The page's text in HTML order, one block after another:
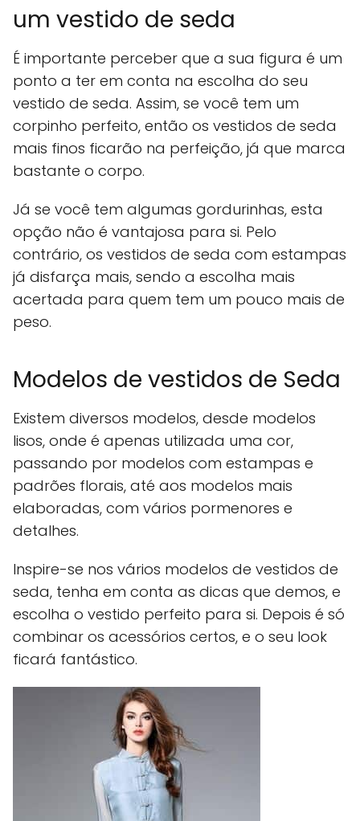
um vestido de seda
É importante perceber que a sua figura é um
ponto a ter em conta na escolha do seu
vestido de seda. Assim, se você tem um
corpinho perfeito, então os vestidos de seda
mais finos ficarão na perfeição, já que marca
bastante o corpo.
Já se você tem algumas gordurinhas, esta
opção não é vantajosa para si. Pelo
contrário, os vestidos de seda com estampas
já disfarça mais, sendo a escolha mais
acertada para quem tem um pouco mais de
peso.
Modelos de vestidos de Seda
Existem diversos modelos, desde modelos
lisos, onde é apenas utilizada uma cor,
passando por modelos com estampas e
padrões florais, até aos modelos mais
elaboradas, com vários pormenores e
detalhes.
Inspire-se nos vários modelos de vestidos de
seda, tenha em conta as dicas que demos, e
escolha o vestido perfeito para si. Depois é só
combinar os acessórios certos, e o seu look
ficará fantástico.